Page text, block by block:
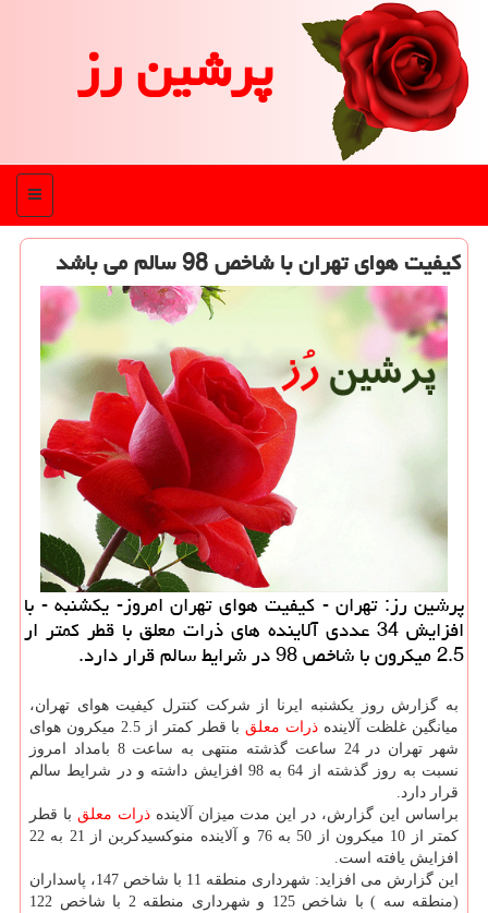
پرشین رز
منو
كیفیت هوای تهران با شاخص 98 سالم می باشد
پرشین رز: تهران - كیفیت هوای تهران امروز- یكشنبه - با
افزایش 34 عددی آلاینده های ذرات معلق با قطر كمتر ار
2.5 میكرون با شاخص 98 در شرایط سالم قرار دارد.
به گزارش روز یكشنبه ایرنا از شركت كنترل كیفیت هوای تهران،
میانگین غلظت آلاینده ذرات معلق
با قطر كمتر از 2.5 میكرون هوای
شهر تهران در 24 ساعت گذشته منتهی به ساعت 8 بامداد امروز
نسبت به روز گذشته از 64 به 98 افزایش داشته و در شرایط سالم
قرار دارد.
براساس این گزارش، در این مدت میزان آلایندهذرات معلق با قطر
كمتر از 10 میكرون از 50 به 76 و آلاینده منوكسیدكربن از 21 به 22
افزایش یافته است.
این گزارش می افزاید: شهرداری منطقه 11 با شاخص 147، پاسداران
(منطقه سه ) با شاخص 125 و شهرداری منطقه 2 با شاخص 122